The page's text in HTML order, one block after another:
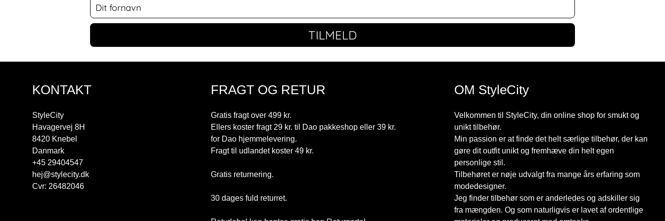
TILMELD
KONTAKT
StyleCity
Havagervej 8H
8420 Knebel
Danmark
+45 29404547
hej@stylecity.dk
Cvr: 26482046
FRAGT OG RETUR
Gratis fragt over 499 kr.
Ellers koster fragt 29 kr. til Dao pakkeshop eller 39 kr.
for Dao hjemmelevering.
Fragt til udlandet koster 49 kr.
Gratis returnering.
30 dages fuld returret.
OM StyleCity
Velkommen til StyleCity, din online shop for smukt og
unikt tilbehør.
Min passion er at finde det helt særlige tilbehør, der kan
gøre dit outfit unikt og fremhæve din helt egen
personlige stil.
Tilbehøret er nøje udvalgt fra mange års erfaring som
modedesigner.
Jeg finder tilbehør som er anderledes og adskiller sig
fra mængden. Og som naturligvis er lavet af ordentlige